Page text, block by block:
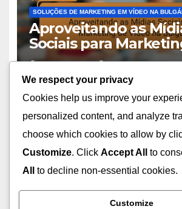
SOLUÇÕES DE MARKETING EM VÍDEO NA
Aproveitando as
Sociais para
Vídeo na Bulgária
NOV 14, 2025 OLIVIA GRANT
Considerações de
Conformidade Local
Publicidade em
We respect your privacy
Cookies help us improve your
personalized content, and analyze
choose which cookies to allow by
Customize. Click Accept All to
All
to decline non-essential cookies.
Customize